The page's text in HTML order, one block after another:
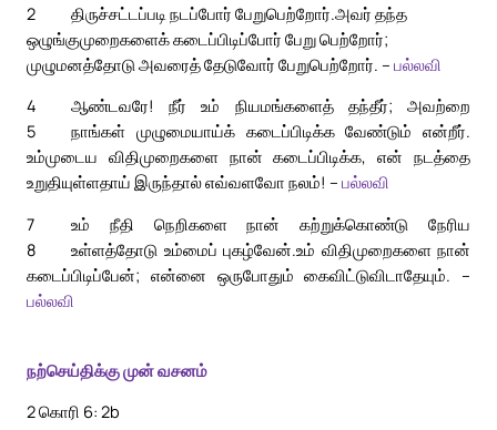
திருச்சட்டப்படி நடப்போர் பேறுபெற்றோர்.
2
அவர் தந்த
ஒழுங்குமுறைகளைக் கடைப்பிடிப்போர் பேறு பெற்றோர்;
முழுமனத்தோடு அவரைத் தேடுவோர் பேறுபெற்றோர். – பல்லவி
4
ஆண்டவரே! நீர் உம் நியமங்களைத் தந்தீர்; அவற்றை
நாங்கள் முழுமையாய்க் கடைப்பிடிக்க வேண்டும் என்றீர்.
5
உம்முடைய விதிமுறைகளை நான் கடைப்பிடிக்க, என் நடத்தை
உறுதியுள்ளதாய் இருந்தால் எவ்வளவோ நலம்! – பல்லவி
7
உம் நீதி நெறிகளை நான் கற்றுக்கொண்டு நேரிய
உள்ளத்தோடு உம்மைப் புகழ்வேன்.
8
உம் விதிமுறைகளை நான்
கடைப்பிடிப்பேன்; என்னை ஒருபோதும் கைவிட்டுவிடாதேயும். –
பல்லவி
நற்செய்திக்கு முன் வசனம்
2 கொரி 6: 2b